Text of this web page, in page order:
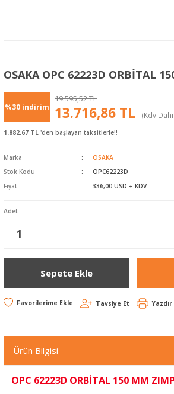
OSAKA OPC 62223D ORBİTAL
%30 indirim
19.595,52 TL
13.716,86 TL (Kdv
1.882,67 TL 'den başlayan taksitlerle!!
Marka
OSAKA
Stok Kodu
OPC62223D
Fiyat
336,00 USD + KDV
Adet:
Sepete Ekle
Tavsiye Et Yazdır
Ürün Bilgisi
OPC 62223D ORBİTAL 150 MM